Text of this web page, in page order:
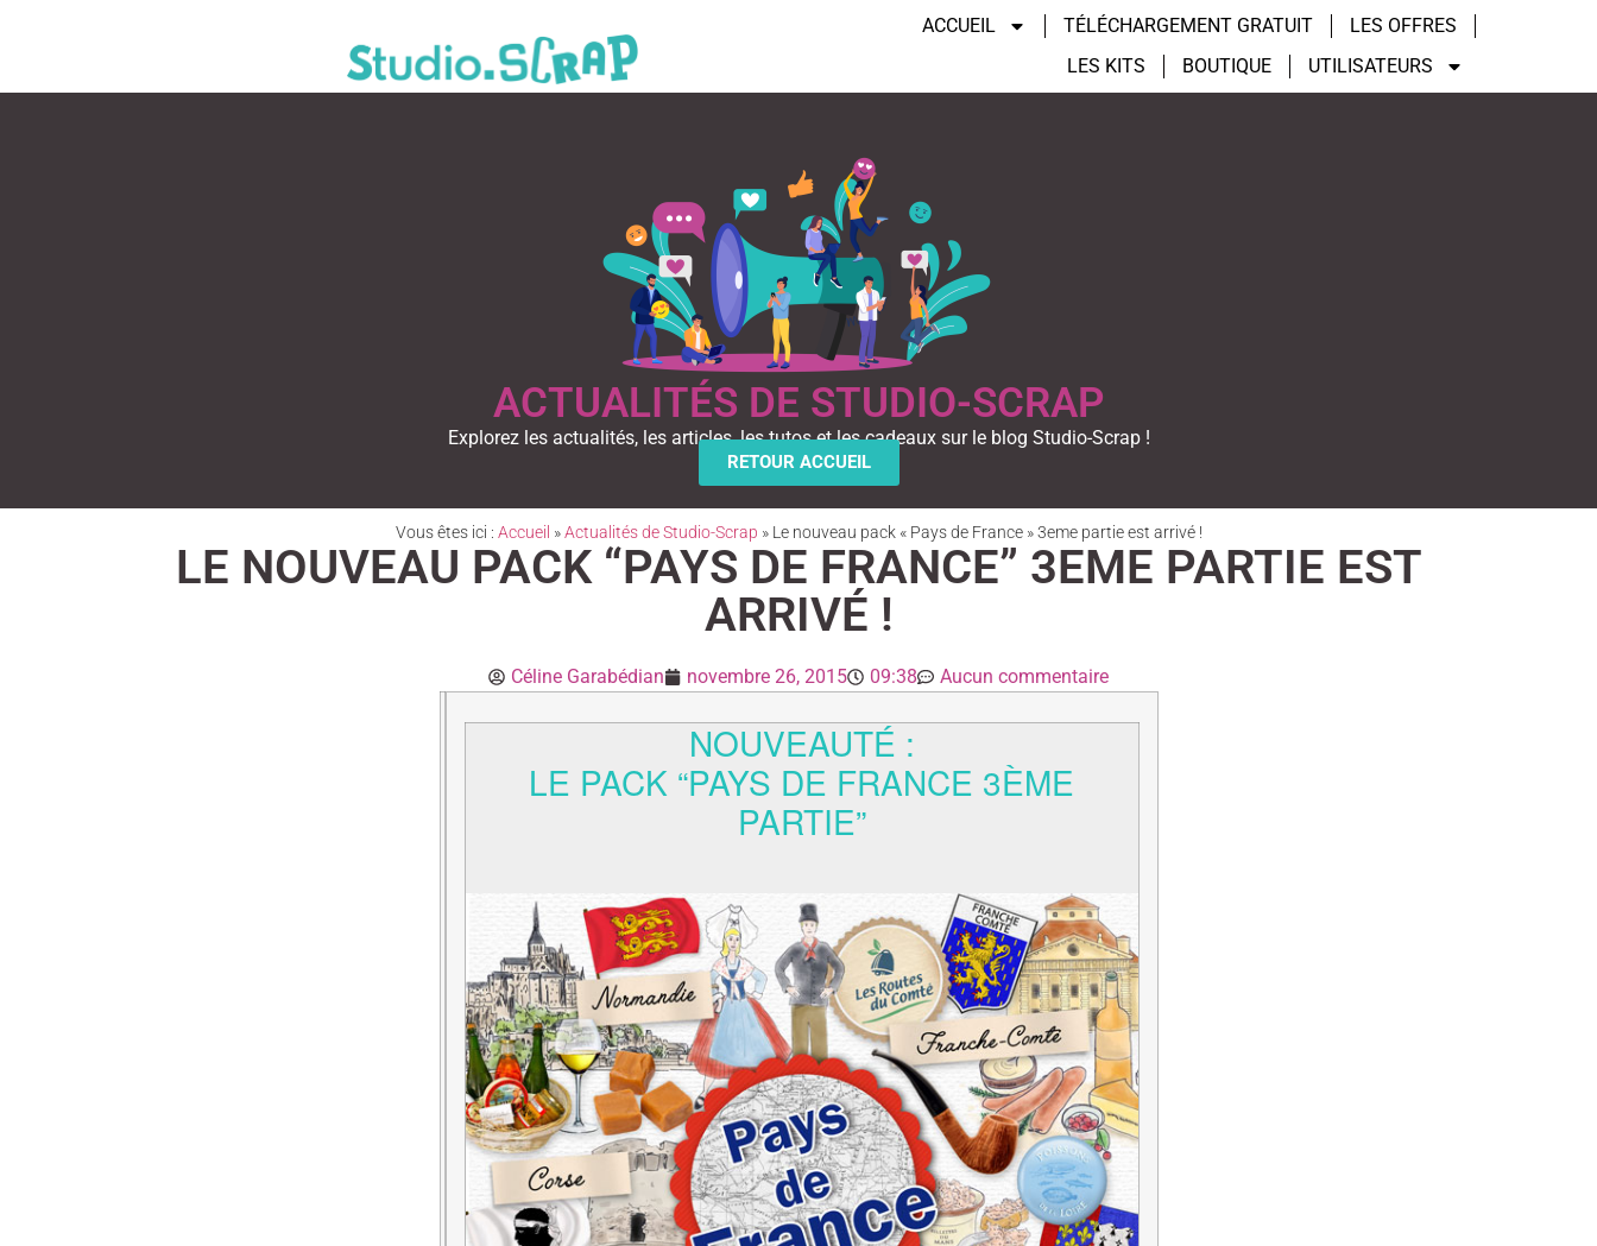
ACCUEIL TÉLÉCHARGEMENT GRATUIT
LES OFFRES
LES KITS
BOUTIQUE UTILISATEURS
ACTUALITÉS DE STUDIO-SCRAP
Explorez les actualités, les articles, les tutos et les cadeaux sur le blog Studio-Scrap !
RETOUR ACCUEIL
Vous êtes ici : Accueil »Actualités de Studio-Scrap » Le nouveau pack « Pays de France » 3eme partie est arrivé !
LE NOUVEAU PACK “PAYS DE FRANCE” 3EME PARTIE EST
ARRIVÉ !
Céline Garabédian novembre 26, 2015 09:38 Aucun commentaire
NOUVEAUTÉ :
LE PACK “PAYS DE FRANCE 3ÈME
PARTIE”